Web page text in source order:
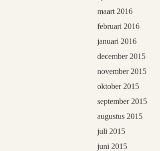
maart 2016
februari 2016
januari 2016
december 2015
november 2015
oktober 2015
september 2015
augustus 2015
juli 2015
juni 2015